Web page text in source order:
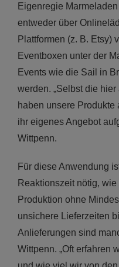
Eigenregie
entweder über
Plattformen (z. B. Etsy)
Eventboxen unter der
Events wie die Sail in
werden. „Selbst die
haben unsere
ihr eigenes Angebot
Wittpenn.
Für diese Anwendung
Reaktionszeit nötig,
Produktion ohne
unsichere Lieferzeiten
Anlieferungen sind
Wittpenn. „Oft erfahren